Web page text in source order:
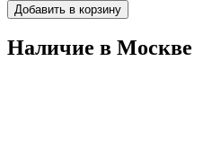
Добавить в корзину
Наличие в Москвe